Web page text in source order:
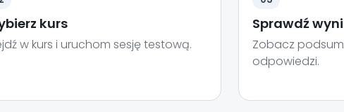
kurs
w kurs i uruchom sesję testową.
Sprawdź
Zobacz
odpowiedzi.